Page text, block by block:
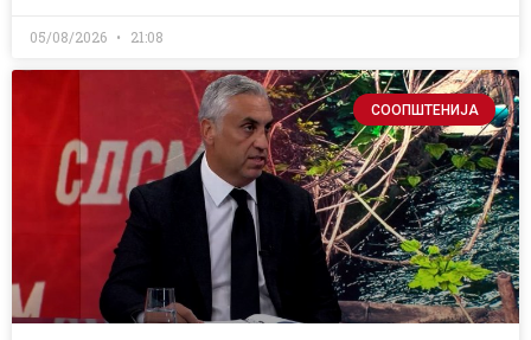
05/08/2026 21:08
СООПШТЕНИЈА